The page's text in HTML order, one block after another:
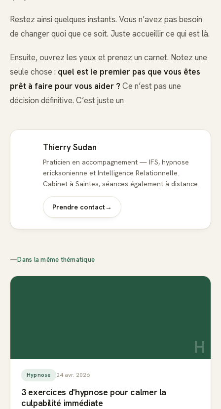
Restez ainsi quelques instants. Vous n’avez pas besoin
de changer quoi que ce soit. Juste accueillir ce qui est là.
Ensuite, ouvrez les yeux et prenez un carnet. Notez une
seule chose : quel est le premier pas que vous êtes
prêt à faire pour vous aider ? Ce n’est pas une
décision définitive. C’est juste un
Thierry Sudan
Praticien en accompagnement — IFS, hypnose
ericksonienne et Intelligence Relationnelle.
Cabinet à Saintes, séances également à distance.
Prendre contact→
—Dans la même thématique
H
Hypnose 24 avr. 2026
3 exercices d'hypnose pour calmer la
culpabilité immédiate